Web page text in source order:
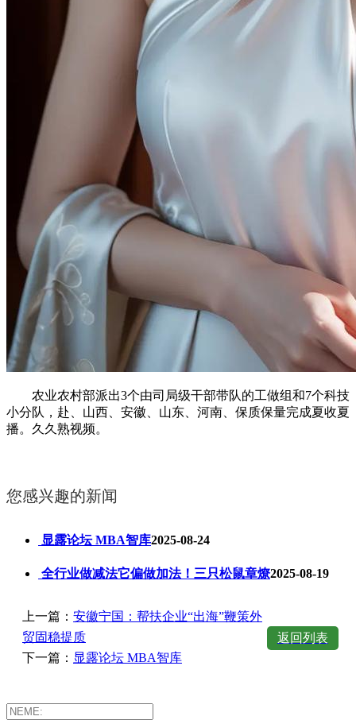
农业农村部派出3个由司局级干部带队的工做组和7个科技
小分队，赴、山西、安徽、山东、河南、保质保量完成夏收夏
播。久久熟视频。
您感兴趣的新闻
显露论坛 MBA智库2025-08-24
全行业做减法它偏做加法！三只松鼠章燎2025-08-19
上一篇： 安徽宁国：帮扶企业“出海”鞭策外
贸固稳提质
下一篇： 显露论坛 MBA智库
返回列表